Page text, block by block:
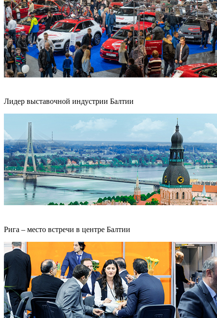
Лидер выставочной индустрии Балтии
Рига – место встречи в центре Балтии